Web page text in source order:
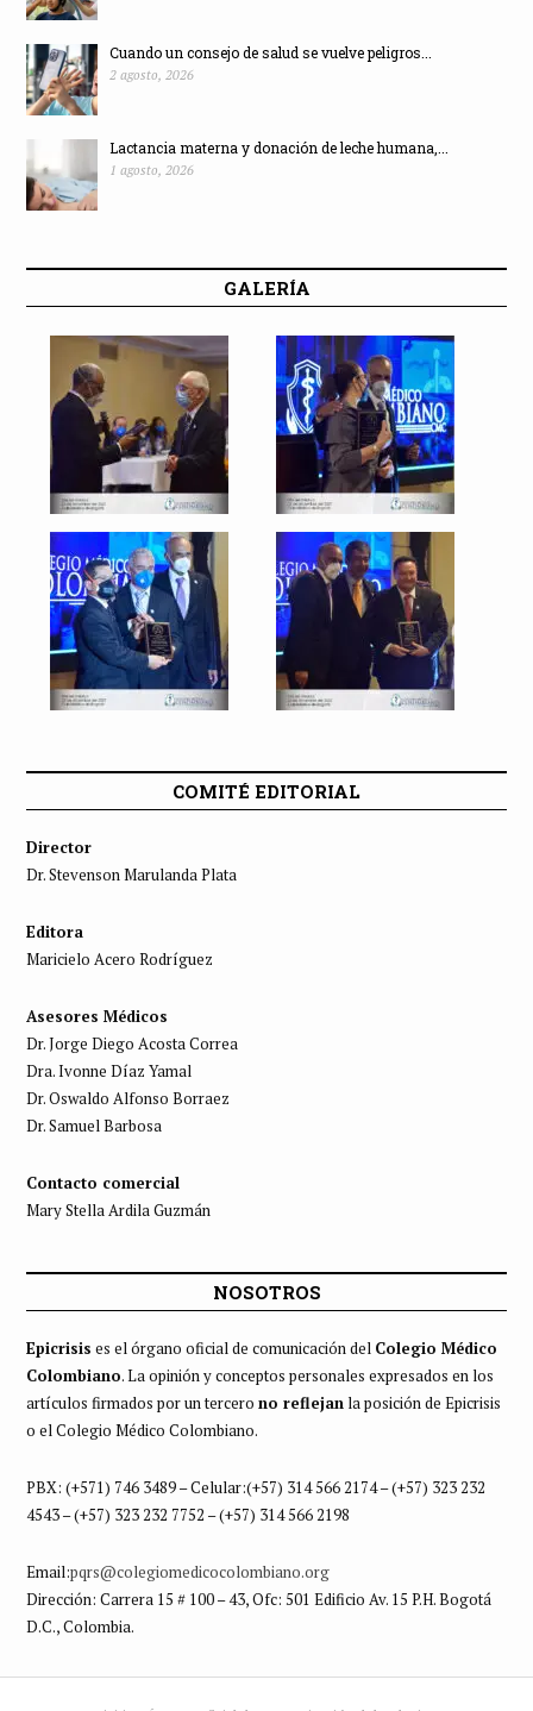
Cuando un consejo de salud se vuelve peligros...
2 agosto, 2026
Lactancia materna y donación de leche humana,...
1 agosto, 2026
GALERÍA
COMITÉ EDITORIAL
Director
Dr. Stevenson Marulanda Plata
Editora
Maricielo Acero Rodríguez
Asesores Médicos
Dr. Jorge Diego Acosta Correa
Dra. Ivonne Díaz Yamal
Dr. Oswaldo Alfonso Borraez
Dr. Samuel Barbosa
Contacto comercial
Mary Stella Ardila Guzmán
NOSOTROS
Epicrisis es el órgano oficial de comunicación del Colegio Médico
Colombiano. La opinión y conceptos personales expresados en los
artículos firmados por un tercero no reflejanla posición de Epicrisis
o el Colegio Médico Colombiano.
PBX: (+571) 746 3489 – Celular:(+57) 314 566 2174 – (+57) 323 232
4543 – (+57) 323 232 7752 – (+57) 314 566 2198
Email:pqrs@colegiomedicocolombiano.org
Dirección: Carrera 15 # 100 – 43, Ofc: 501 Edificio Av. 15 P.H. Bogotá
D.C., Colombia.